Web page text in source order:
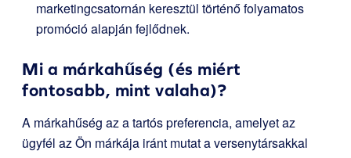
marketingcsatornán keresztül történő folyamatos
promóció alapján fejlődnek.
Mi a márkahűség (és miért
fontosabb, mint valaha)?
A márkahűség az a tartós preferencia, amelyet az
ügyfél az Ön márkája iránt mutat a versenytársakkal